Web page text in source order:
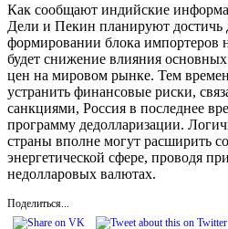
Как сообщают индийские
Дели и Пекин планируют достичь
формировании блока импортеров
будет снижение влияния
цен на мировом рынке. Тем
устранить финансовые риски,
санкциями, Россия в последнее
программу дедолларизации.
страны вполне могут расширить
энергетической сфере, проводя
недолларовых валютах.
Поделиться...